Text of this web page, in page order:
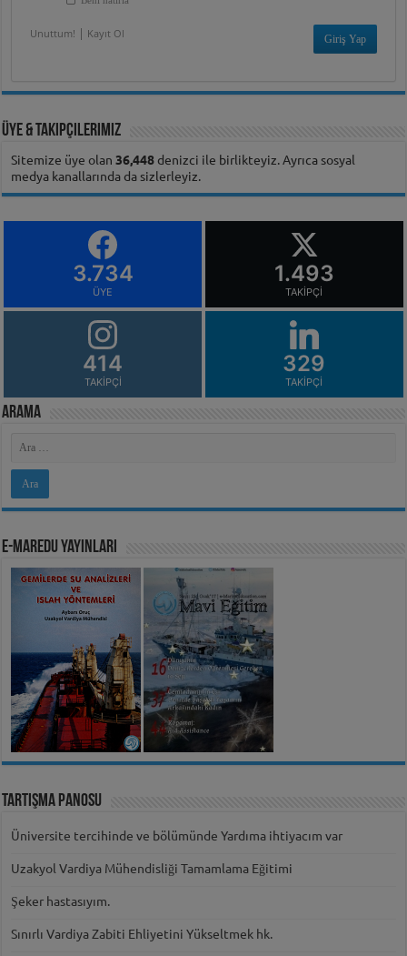
Unuttum! | Kayıt Ol
Üye & Takipçilerimiz
Sitemize üye olan36,448denizci ile birlikteyiz. Ayrıca sosyal
medya kanallarında da sizlerleyiz.
3.734
ÜYE
1.493
TAKIPÇI
414
TAKIPÇI
329
TAKIPÇI
Arama
e-MarEdu Yayınları
Tartışma Panosu
Üniversite tercihinde ve bölümünde Yardıma ihtiyacım var
Uzakyol Vardiya Mühendisliği Tamamlama Eğitimi
Şeker hastasıyım.
Sınırlı Vardiya Zabiti Ehliyetini Yükseltmek hk.